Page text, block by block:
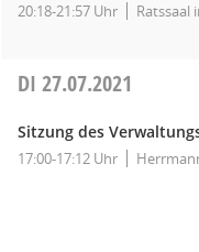
20:18-21:57 Uhr Ratssaal
DI27.07.2021
Sitzung des
17:00-17:12 Uhr